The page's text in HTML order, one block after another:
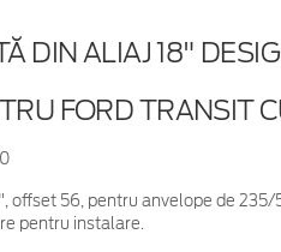
DIN ALIAJ 18"
FORD TRANSIT
offset 56, pentru anvelope de
pentru instalare.